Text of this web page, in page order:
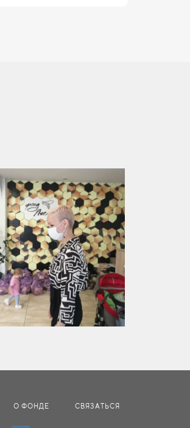
О ФОНДЕ СВЯЗАТЬСЯ